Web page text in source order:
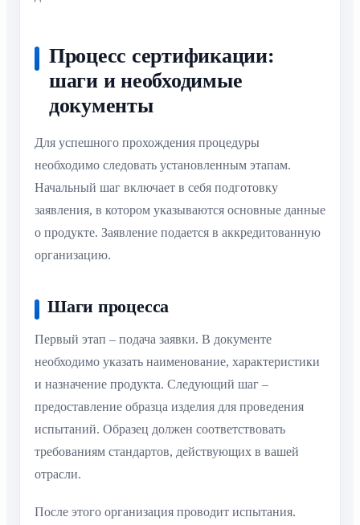
Процесс сертификации:
шаги и необходимые
документы
Для успешного прохождения процедуры
необходимо следовать установленным этапам.
Начальный шаг включает в себя подготовку
заявления, в котором указываются основные данные
о продукте. Заявление подается в аккредитованную
организацию.
Шаги процесса
Первый этап – подача заявки. В документе
необходимо указать наименование, характеристики
и назначение продукта. Следующий шаг –
предоставление образца изделия для проведения
испытаний. Образец должен соответствовать
требованиям стандартов, действующих в вашей
отрасли.
После этого организация проводит испытания.